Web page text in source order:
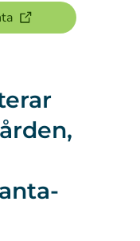
(öppnas i ett nytt